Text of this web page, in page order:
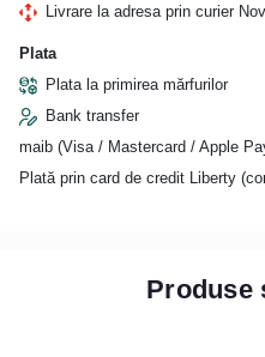
Livrare la adresa prin curier
Plata
Plata la primirea mărfurilor
Bank transfer
maib (Visa / Mastercard / Apple
Plată prin card de credit Liberty
Produse